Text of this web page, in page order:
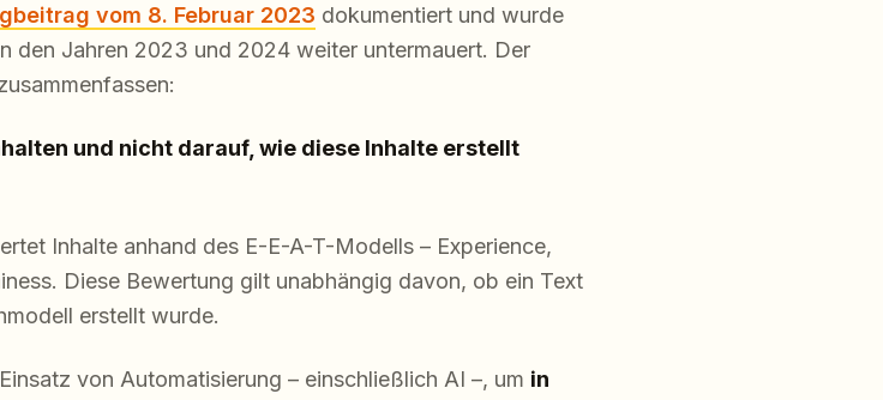
vom 8. Februar 2023 dokumentiert und wurde
den Jahren 2023 und 2024 weiter untermauert. Der
und nicht darauf, wie diese Inhalte erstellt
Inhalte anhand des E-E-A-T-Modells – Experience,
Diese Bewertung gilt unabhängig davon, ob ein Text
erstellt wurde.
von Automatisierung – einschließlich AI –, um in